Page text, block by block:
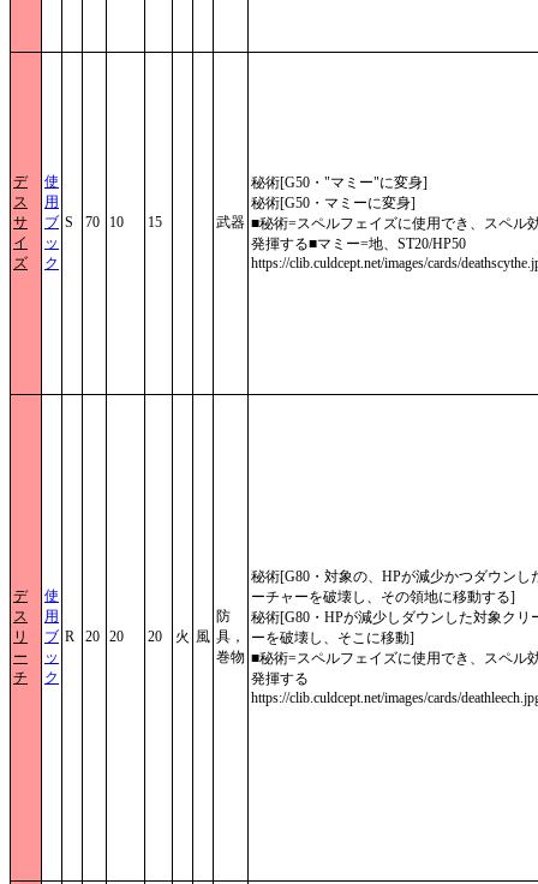
デ
ス
サ
イ
ズ
使
用
ブ
ッ
ク
S 70 10 15 武器
秘術[G50・"マミー"に変身]
秘術[G50・マミーに変身]
■秘術=スペルフェイズに使用でき、スペル
発揮する■マミー=地、ST20/HP50
https://clib.culdcept.net/images/cards/
デ
ス
リ
ー
チ
使
用
ブ
ッ
ク
R 20 20 20 火 風
防
具，
巻物
秘術[G80・対象の、HPが減少かつダウンし
ーチャーを破壊し、その領地に移動する]
秘術[G80・HPが減少しダウンした対象クリ
ーを破壊し、そこに移動]
■秘術=スペルフェイズに使用でき、スペル
発揮する
https://clib.culdcept.net/images/cards/